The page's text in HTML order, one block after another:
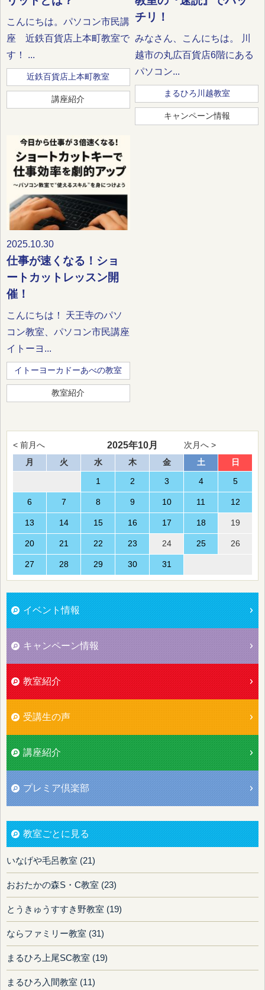
こんにちは。パソコン市民講
座 近鉄百貨店上本町教室で
す！ ...
近鉄百貨店上本町教室
講座紹介
チリ！
みなさん、こんにちは。 川
越市の丸広百貨店6階にある
パソコン...
まるひろ川越教室
キャンペーン情報
2025.10.30
仕事が速くなる！ショ
ートカットレッスン開
催！
こんにちは！ 天王寺のパソ
コン教室、パソコン市民講座
イトーヨ...
イトーヨーカドーあべの教室
教室紹介
< 前月へ 2025年10月
次月へ >
月
火 水 木 金 土 日
1 2 3 4 5
6 7 8 9 10 11 12
13 14 15 16 17 18 19
20 21 22 23 24 25 26
27 28 29 30 31
イベント情報
キャンペーン情報
教室紹介
受講生の声
講座紹介
プレミア倶楽部
教室ごとに見る
いなげや毛呂教室 (21)
おおたかの森S・C教室 (23)
とうきゅうすすき野教室 (19)
ならファミリー教室 (31)
まるひろ上尾SC教室 (19)
まるひろ入間教室 (11)